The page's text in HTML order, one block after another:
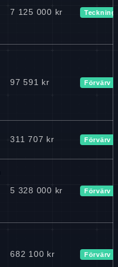
7 125 000 kr Teckning
97 591 kr Förvärv
311 707 kr Förvärv
5 328 000 kr Förvärv
682 100 kr Förvärv